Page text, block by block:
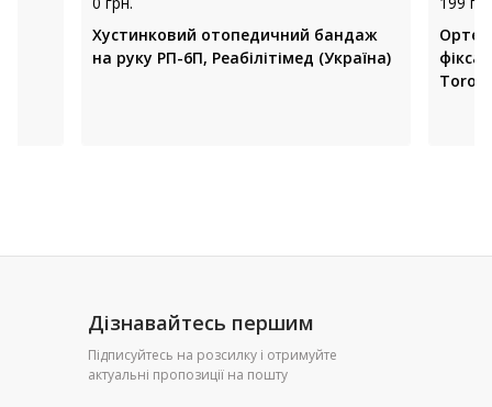
Хустинковий отопедичний бандаж
на руку РП-6П, Реабілітімед (Україна)
Toros
Дізнавайтесь першим
Підписуйтесь на розсилку і отримуйте
актуальні пропозиції на пошту